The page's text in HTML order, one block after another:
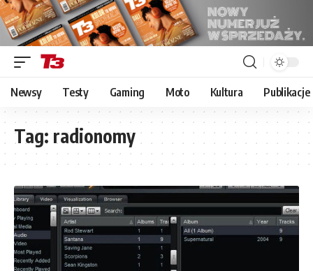
Newsy Testy Gaming Moto Kultura Publikacje
Tag: radionomy